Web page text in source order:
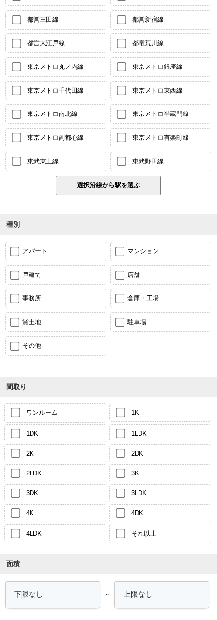
都営三田線 都営新宿線
都営大江戸線 都電荒川線
東京メトロ丸ノ内線 東京メトロ銀座線
東京メトロ千代田線 東京メトロ東西線
東京メトロ南北線 東京メトロ半蔵門線
東京メトロ副都心線 東京メトロ有楽町線
東武東上線 東武野田線
種別
アパート マンション
戸建て 店舗
事務所 倉庫・工場
貸土地 駐車場
その他
間取り
ワンルーム 1K
1DK 1LDK
2K 2DK
2LDK 3K
3DK 3LDK
4K 4DK
4LDK それ以上
面積
～